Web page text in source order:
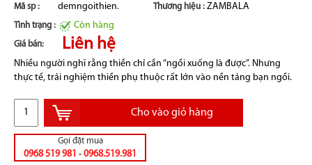
Mã sp : demngoithien. Thương hiệu :ZAMBALA
Tình trạng : Còn hàng
Giá bán: Liên hệ
Nhiều người nghĩ rằng thiền chỉ cần “ngồi xuống là được”. Nhưng
thực tế, trải nghiệm thiền phụ thuộc rất lớn vào nền tảng bạn ngồi.
Cho vào giỏ hàng
Gọi đặt mua
0968 519 981 - 0968.519.981